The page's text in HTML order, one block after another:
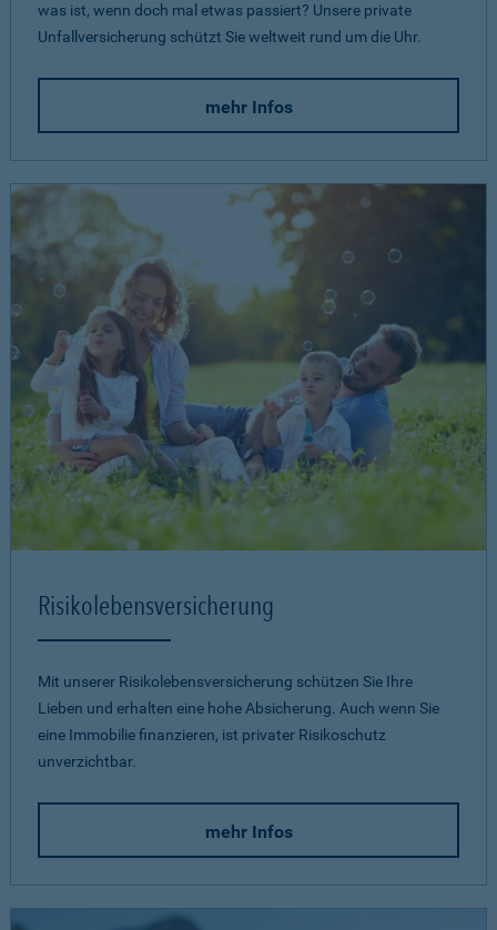
was ist, wenn doch mal etwas passiert? Unsere private
Unfallversicherung schützt Sie weltweit rund um die Uhr.
mehr Infos
Risikolebensversicherung
Mit unserer Risikolebensversicherung schützen Sie Ihre
Lieben und erhalten eine hohe Absicherung. Auch wenn Sie
eine Immobilie finanzieren, ist privater Risikoschutz
unverzichtbar.
mehr Infos